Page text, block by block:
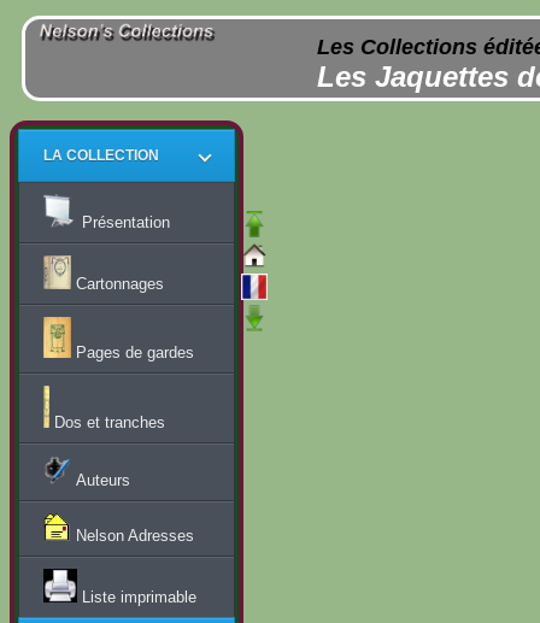
Les Collections
Les Jaquettes
LA COLLECTION
Présentation
Cartonnages
Pages de gardes
Dos et tranches
Auteurs
Nelson Adresses
Liste imprimable